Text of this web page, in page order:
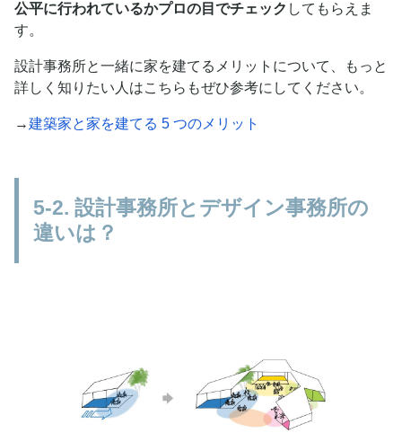
公平に行われているかプロの目でチェック してもらえま
す。
設計事務所と一緒に家を建てるメリットについて、もっと
詳しく知りたい人はこちらもぜひ参考にしてください。
→建築家と家を建てる 5 つのメリット
5-2. 設計事務所とデザイン事務所の
違いは？